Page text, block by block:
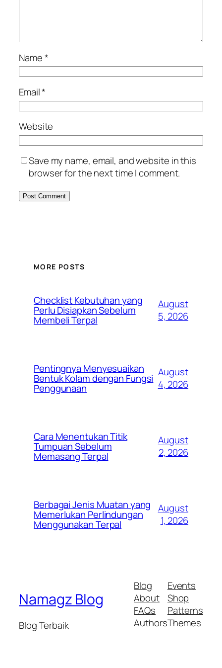
Name*
Email*
Website
Save my name, email, and website in this
browser for the next time I comment.
MORE POSTS
Checklist Kebutuhan yang
Perlu Disiapkan Sebelum
Membeli Terpal
August
5, 2026
Pentingnya Menyesuaikan
Bentuk Kolam dengan Fungsi
Penggunaan
August
4, 2026
Cara Menentukan Titik
Tumpuan Sebelum
Memasang Terpal
August
2, 2026
Berbagai Jenis Muatan yang
Memerlukan Perlindungan
Menggunakan Terpal
August
1, 2026
Namagz Blog
Blog Terbaik
Blog
About
FAQs
Authors
Events
Shop
Patterns
Themes